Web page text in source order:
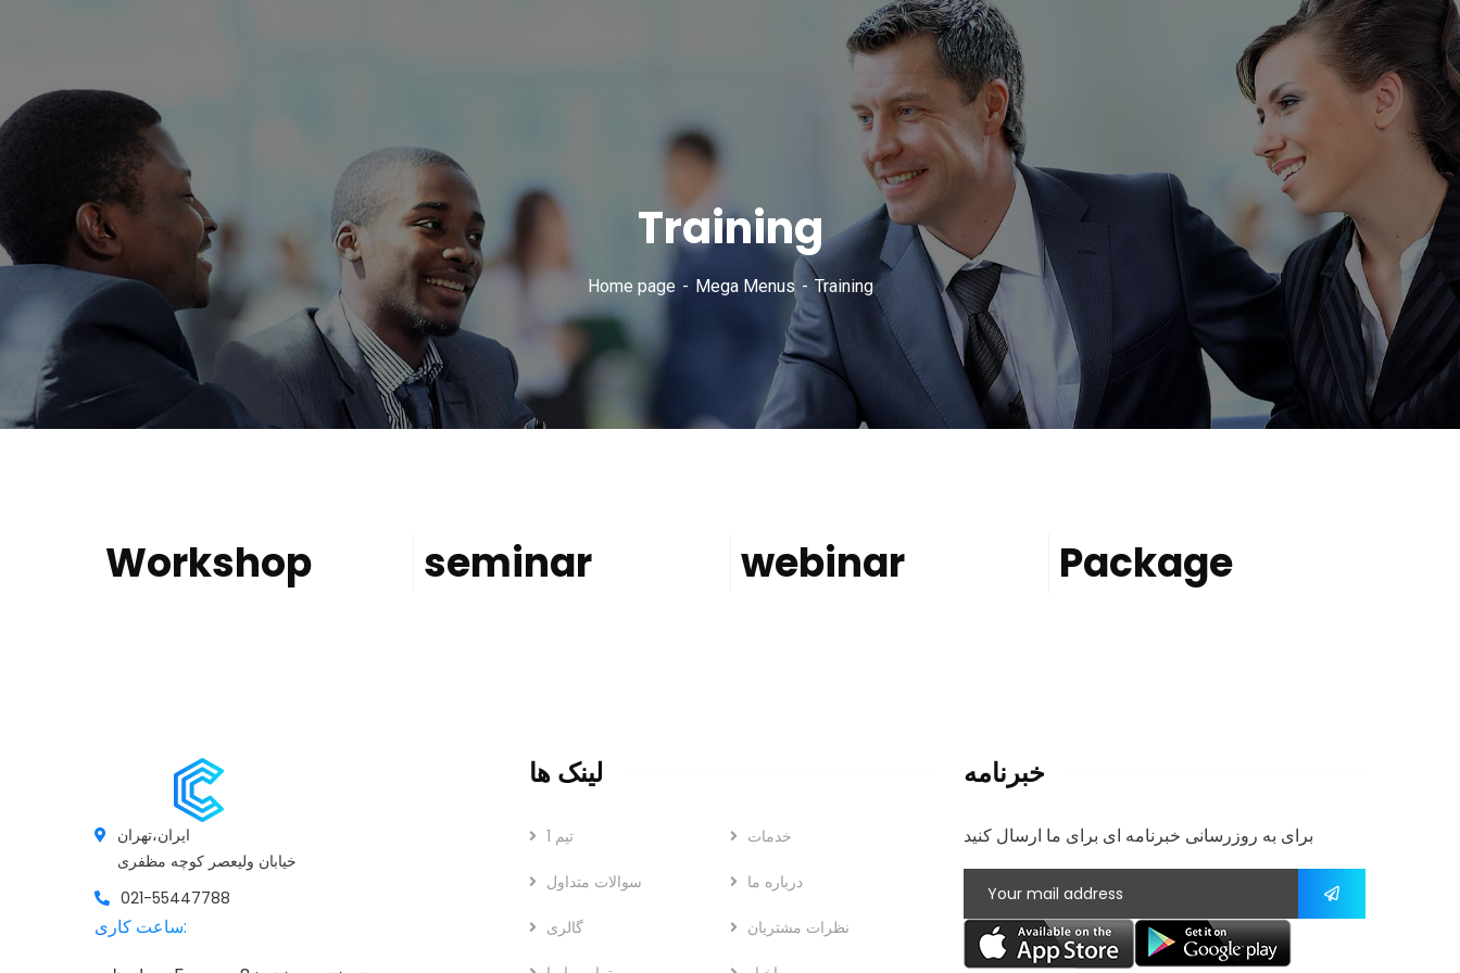
Training
Home page Mega Menus Training
Workshop seminar webinar Package
ایران،تهران
خیابان ولیعصر کوچه مظفری
021-55447788
ساعت کاری:
لینک ها
تیم 1 خدمات
سوالات متداول درباره ما
گالری نظرات مشتریان
خبرنامه
برای به روزرسانی خبرنامه ای برای ما ارسال کنید